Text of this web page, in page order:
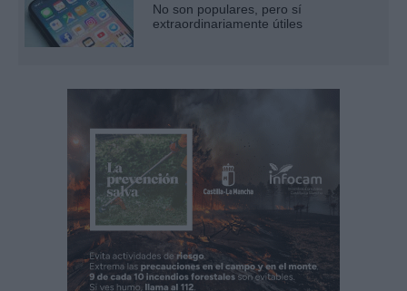
No son populares, pero sí
extraordinariamente útiles